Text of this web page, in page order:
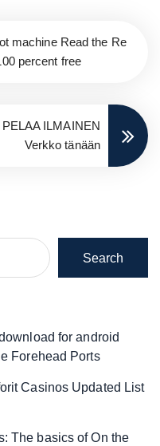
machine Read the Re
percent free
ILMAINEN
Verkko tänään
Search
for android
Forehead Ports
Casinos Updated List
The basics of On the